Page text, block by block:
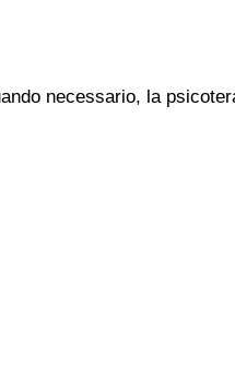
necessario, la